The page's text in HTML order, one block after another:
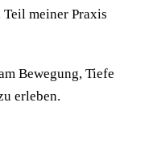
meiner Praxis
Bewegung, Tiefe
erleben.